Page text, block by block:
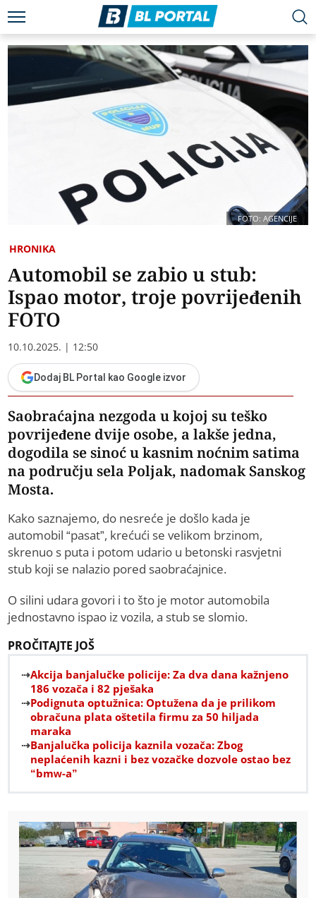
FOTO: AGENCIJE
HRONIKA
Automobil se zabio u stub:
Ispao motor, troje povrijeđenih
FOTO
10.10.2025. | 12:50
Dodaj BL Portal kao Google izvor
Saobraćajna nezgoda u kojoj su teško
povrijeđene dvije osobe, a lakše jedna,
dogodila se sinoć u kasnim noćnim satima
na području sela Poljak, nadomak Sanskog
Mosta.
Kako saznajemo, do nesreće je došlo kada je
automobil “pasat”, krećući se velikom brzinom,
skrenuo s puta i potom udario u betonski rasvjetni
stub koji se nalazio pored saobraćajnice.
O silini udara govori i to što je motor automobila
jednostavno ispao iz vozila, a stub se slomio.
PROČITAJTE JOŠ
Akcija banjalučke policije: Za dva dana kažnjeno
186 vozača i 82 pješaka
Podignuta optužnica: Optužena da je prilikom
obračuna plata oštetila firmu za 50 hiljada
maraka
Banjalučka policija kaznila vozača: Zbog
neplaćenih kazni i bez vozačke dozvole ostao bez
“bmw-a”